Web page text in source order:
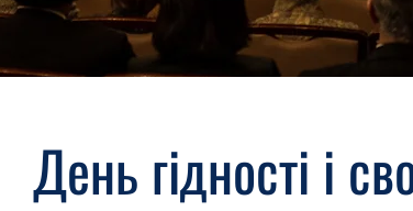
День гідності і